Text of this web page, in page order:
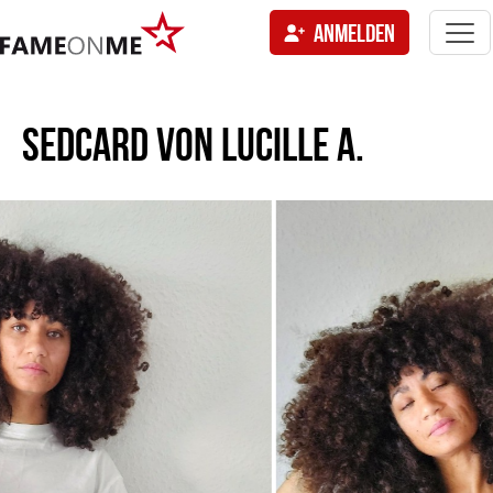
ANMELDEN
SEDCARD VONLUCILLE A.